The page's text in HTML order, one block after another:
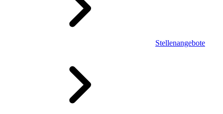
Stellenangebote